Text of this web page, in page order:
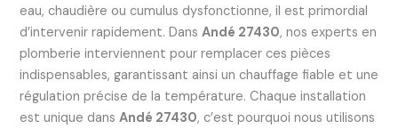
eau, chaudière ou cumulus dysfonctionne, il est primordial
d’intervenir rapidement. Dans Andé 27430, nos experts en
plomberie interviennent pour remplacer ces pièces
indispensables, garantissant ainsi un chauffage fiable et une
régulation précise de la température. Chaque installation
est unique dans Andé 27430, c’est pourquoi nous utilisons